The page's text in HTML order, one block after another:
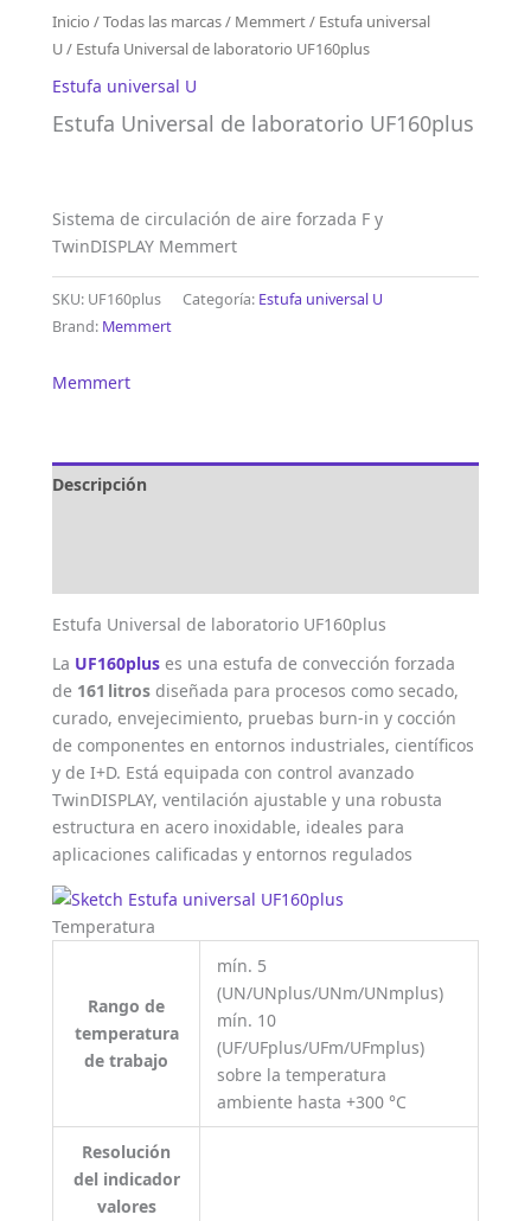
Inicio /Todas las marcas/ Memmert/ Estufa universal
U/ Estufa Universal de laboratorio UF160plus
Estufa universal U
Estufa Universal de laboratorio UF160plus
Sistema de circulación de aire forzada F y
TwinDISPLAY Memmert
SKU: UF160plus Categoría: Estufa universal U
Brand: Memmert
Memmert
Descripción
Estufa Universal de laboratorio UF160plus
La UF160plus es una estufa de convección forzada
de 161 litros diseñada para procesos como secado,
curado, envejecimiento, pruebas burn-in y cocción
de componentes en entornos industriales, científicos
y de I+D. Está equipada con control avanzado
TwinDISPLAY, ventilación ajustable y una robusta
estructura en acero inoxidable, ideales para
aplicaciones calificadas y entornos regulados
Temperatura
Rango de
temperatura
de trabajo
mín. 5
(UN/UNplus/UNm/UNmplus)
mín. 10
(UF/UFplus/UFm/UFmplus)
sobre la temperatura
ambiente hasta +300 °C
Resolución
del indicador
valores